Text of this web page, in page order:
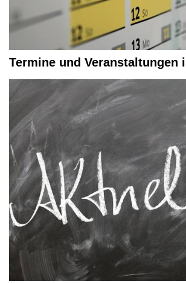
Termine und Veranstaltungen